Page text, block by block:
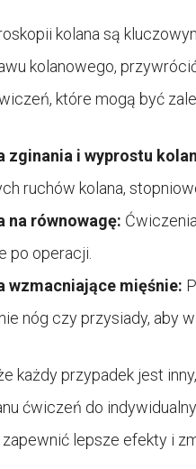
kolana są
kolanowego,
które mogą być
zginania i wyprostu
ruchów kolana,
na równowagę:
po operacji.
wzmacniające mięśnie:
nóg czy przysiady, aby
każdy przypadek jest
ćwiczeń do
lepsze efekty i